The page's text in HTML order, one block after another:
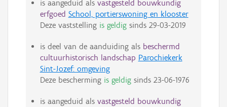
is aangeduid als vastgesteld bouwkundig
erfgoed School, portierswoning en klooster
Deze vaststelling is geldigsinds 29-03-2019
is deel van de aanduiding als beschermd
cultuurhistorisch landschap Parochiekerk
Sint-Jozef: omgeving
Deze bescherming is geldigsinds 23-06-1976
is aangeduid als vastgesteld bouwkundig